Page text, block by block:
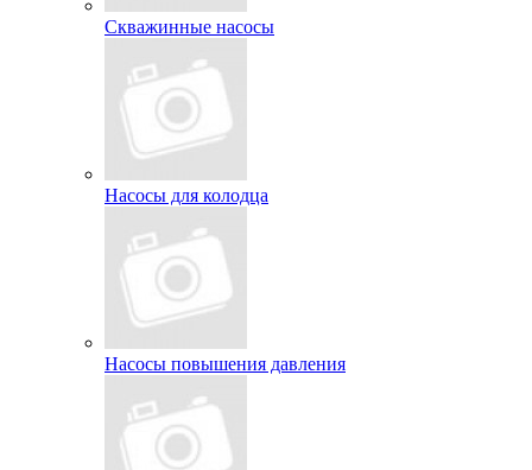
Скважинные насосы
Насосы для колодца
Насосы повышения давления